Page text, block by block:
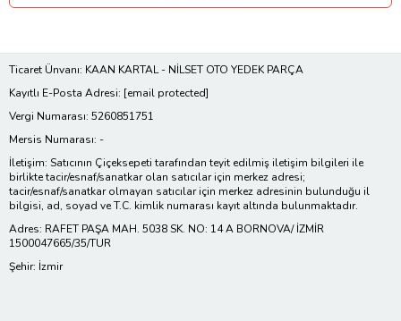
Ticaret Ünvanı: KAAN KARTAL - NİLSET OTO YEDEK PARÇA
Kayıtlı E-Posta Adresi: [email protected]
Vergi Numarası: 5260851751
Mersis Numarası: -
İletişim: Satıcının Çiçeksepeti tarafından teyit edilmiş iletişim bilgileri ile
birlikte tacir/esnaf/sanatkar olan satıcılar için merkez adresi;
tacir/esnaf/sanatkar olmayan satıcılar için merkez adresinin bulunduğu il
bilgisi, ad, soyad ve T.C. kimlik numarası kayıt altında bulunmaktadır.
Adres: RAFET PAŞA MAH. 5038 SK. NO: 14 A BORNOVA/ İZMİR
1500047665/35/TUR
Şehir: İzmir